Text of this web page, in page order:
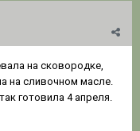
на сковородке,
на сливочном масле.
готовила 4 апреля.